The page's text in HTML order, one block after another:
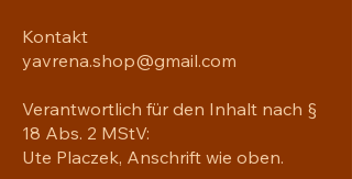
Kontakt
yavrena.shop@gmail.com
Verantwortlich für den Inhalt nach §
18 Abs. 2 MStV:
Ute Placzek, Anschrift wie oben.